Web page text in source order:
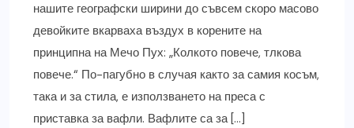
нашите географски ширини до съвсем скоро масово
девойките вкарваха въздух в корените на
принципна на Мечо Пух: „Колкото повече, тлкова
повече.“ По-пагубно в случая както за самия косъм,
така и за стила, е използването на преса с
приставка за вафли. Вафлите са за […]